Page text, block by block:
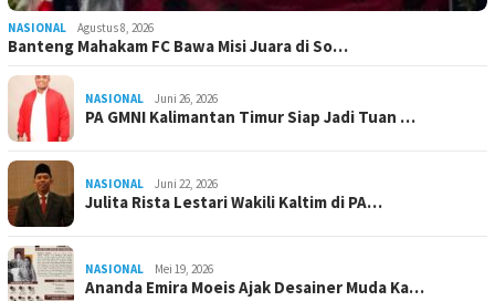
NASIONAL Agustus 8, 2026
Banteng Mahakam FC Bawa Misi Juara di So…
NASIONAL Juni 26, 2026
PA GMNI Kalimantan Timur Siap Jadi Tuan …
NASIONAL Juni 22, 2026
Julita Rista Lestari Wakili Kaltim di PA…
NASIONAL Mei 19, 2026
Ananda Emira Moeis Ajak Desainer Muda Ka…